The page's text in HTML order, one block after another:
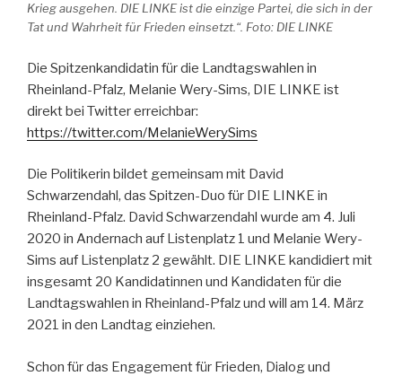
Krieg ausgehen. DIE LINKE ist die einzige Partei, die sich in der
Tat und Wahrheit für Frieden einsetzt.“. Foto: DIE LINKE
Die Spitzenkandidatin für die Landtagswahlen in
Rheinland-Pfalz, Melanie Wery-Sims, DIE LINKE ist
direkt bei Twitter erreichbar:
https://twitter.com/MelanieWerySims
Die Politikerin bildet gemeinsam mit David
Schwarzendahl, das Spitzen-Duo für DIE LINKE in
Rheinland-Pfalz. David Schwarzendahl wurde am 4. Juli
2020 in Andernach auf Listenplatz 1 und Melanie Wery-
Sims auf Listenplatz 2 gewählt. DIE LINKE kandidiert mit
insgesamt 20 Kandidatinnen und Kandidaten für die
Landtagswahlen in Rheinland-Pfalz und will am 14. März
2021 in den Landtag einziehen.
Schon für das Engagement für Frieden, Dialog und